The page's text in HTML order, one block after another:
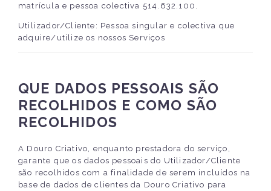
matrícula e pessoa colectiva 514.632.100.
Utilizador/Cliente: Pessoa singular e colectiva que
adquire/utilize os nossos Serviços
QUE DADOS PESSOAIS SÃO
RECOLHIDOS E COMO SÃO
RECOLHIDOS
A Douro Criativo, enquanto prestadora do serviço,
garante que os dados pessoais do Utilizador/Cliente
são recolhidos com a finalidade de serem incluídos na
base de dados de clientes da Douro Criativo para